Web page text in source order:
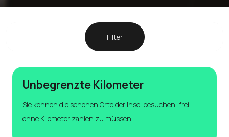
Filter
Unbegrenzte Kilometer
Sie können die schönen Orte der Insel besuchen, frei,
ohne Kilometer zählen zu müssen.